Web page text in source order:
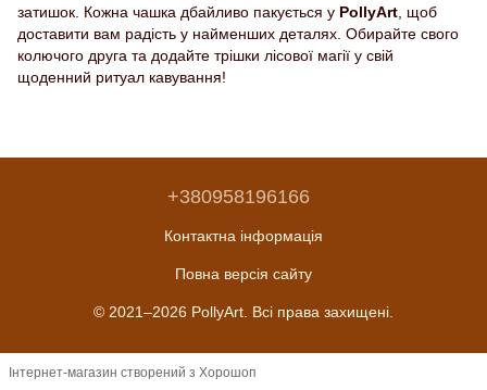
затишок. Кожна чашка дбайливо пакується у PollyArt , щоб
доставити вам радість у найменших деталях. Обирайте свого
колючого друга та додайте трішки лісової магії у свій
щоденний ритуал кавування!
+380958196166
Контактна інформація
Повна версія сайту
© 2021–2026 PollyArt. Всі права захищені.
Інтернет-магазин створений з Хорошоп